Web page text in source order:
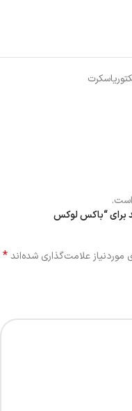
برای “باکس لوکس
علامت‌گذاری شده‌اند*